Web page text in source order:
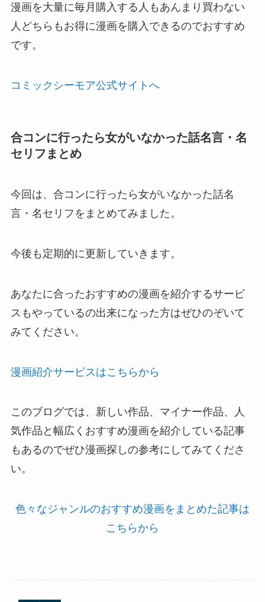
漫画を大量に毎月購入する人もあんまり買わない
人どちらもお得に漫画を購入できるのでおすすめ
です。
コミックシーモア公式サイトへ
合コンに行ったら女がいなかった話名言・名
セリフまとめ
今回は、合コンに行ったら女がいなかった話名
言・名セリフをまとめてみました。
今後も定期的に更新していきます。
あなたに合ったおすすめの漫画を紹介するサービ
スもやっているの出来になった方はぜひのぞいて
みてください。
漫画紹介サービスはこちらから
このブログでは、新しい作品、マイナー作品、人
気作品と幅広くおすすめ漫画を紹介している記事
もあるのでぜひ漫画探しの参考にしてみてくださ
い。
色々なジャンルのおすすめ漫画をまとめた記事は
こちらから